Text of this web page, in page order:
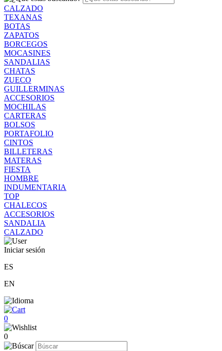
CALZADO
TEXANAS
BOTAS
ZAPATOS
BORCEGOS
MOCASINES
SANDALIAS
CHATAS
ZUECO
GUILLERMINAS
ACCESORIOS
MOCHILAS
CARTERAS
BOLSOS
PORTAFOLIO
CINTOS
BILLETERAS
MATERAS
FIESTA
HOMBRE
INDUMENTARIA
TOP
CHALECOS
ACCESORIOS
SANDALIA
CALZADO
Iniciar sesión
ES
EN
0
0